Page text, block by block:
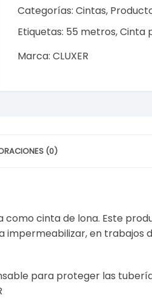
x
Modelo:
CXCIDUC
Categorías: Cintas,
Etiquetas: 55 metros,Cinta
Marca: CLUXER
(0)
cinta de lona. Este
impermeabilizar, en trabajos
para proteger las